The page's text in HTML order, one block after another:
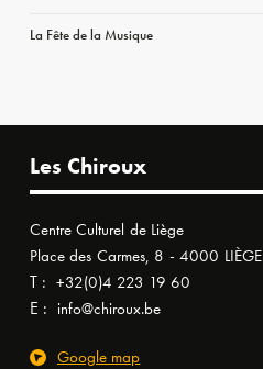
La Fête de la Musique
Les Chiroux
Centre Culturel de Liège
Place des Carmes, 8 - 4000 LIÈGE
T : +32(0)4 223 19 60
E : info@chiroux.be
Google map